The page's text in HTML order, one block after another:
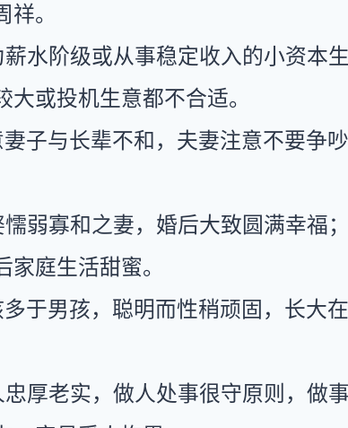
。
水阶级或从事稳定收入的小资本
大或投机生意都不合适。
子与长辈不和，夫妻注意不要争
弱寡和之妻，婚后大致圆满幸福
庭生活甜蜜。
于男孩，聪明而性稍顽固，长大
厚老实，做人处事很守原则，做